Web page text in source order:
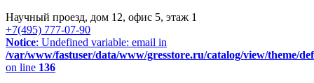
Научный проезд, дом 12, офис 5, этаж 1
+7(495) 777-07-90
Notice: Undefined variable: email in
/var/www/fastuser/data/www/gresstore.ru/catalog/view/theme/
on line 136